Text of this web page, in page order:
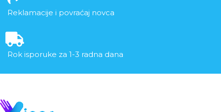
Reklamacije i povraćaj novca
Rok isporuke za 1-3 radna dana